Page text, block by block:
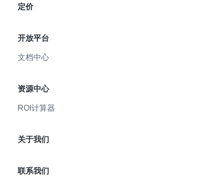
定价
开放平台
文档中心
资源中心
ROI计算器
关于我们
联系我们